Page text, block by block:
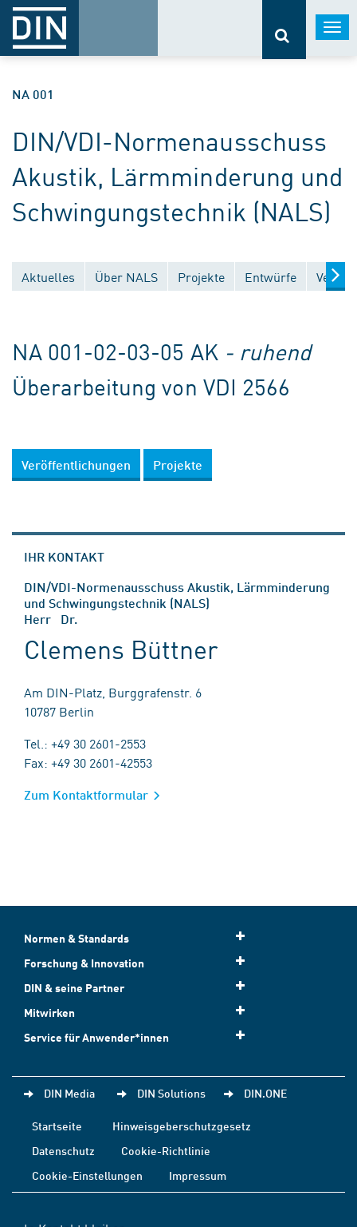
NA 001
DIN/VDI-Normenausschuss
Akustik, Lärmminderung und
Schwingungstechnik (NALS)
Aktuelles Über NALS Projekte Entwürfe
NA 001-02-03-05 AK - ruhend
Überarbeitung von VDI 2566
Veröffentlichungen Projekte
IHR KONTAKT
DIN/VDI-Normenausschuss Akustik, Lärmminderung
und Schwingungstechnik (NALS)
Herr Dr.
Clemens Büttner
Am DIN-Platz, Burggrafenstr. 6
10787 Berlin
Tel.: +49 30 2601-2553
Fax: +49 30 2601-42553
Zum Kontaktformular
Normen & Standards
Forschung & Innovation
DIN & seine Partner
Mitwirken
Service für Anwender*innen
DIN Media DIN Solutions DIN.ONE
Startseite
Hinweisgeberschutzgesetz
Datenschutz
Cookie-Richtlinie
Cookie-Einstellungen
Impressum